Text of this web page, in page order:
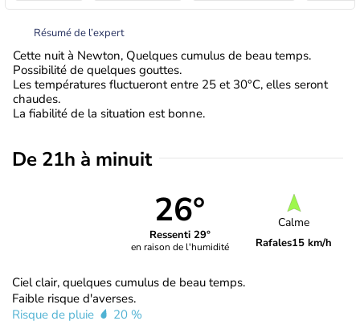
Résumé de l’expert
Cette nuit à Newton, Quelques cumulus de beau temps.
Possibilité de quelques gouttes.
Les températures fluctueront entre 25 et 30°C, elles seront
chaudes.
La fiabilité de la situation est bonne.
De 21h à minuit
26°
Ressenti 29°
en raison de l'humidité
Calme
Rafales15 km/h
Ciel clair, quelques cumulus de beau temps.
Faible risque d'averses.
Risque de pluie
20 %